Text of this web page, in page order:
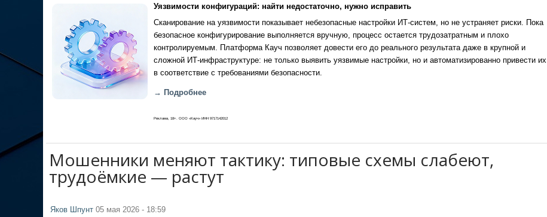
Уязвимости конфигураций: найти недостаточно, нужно исправить
Сканирование на уязвимости показывает небезопасные настройки ИТ-систем, но не устраняет риски. Пока
безопасное конфигурирование выполняется вручную, процесс остается трудозатратным и плохо
контролируемым. Платформа Кауч позволяет довести его до реального результата даже в крупной и
сложной ИТ-инфраструктуре: не только выявить уязвимые настройки, но и автоматизированно привести их
в соответствие с требованиями безопасности.
→ Подробнее
Реклама, 18+. ООО «Кауч» ИНН 9717142012
Мошенники меняют тактику: типовые схемы слабеют,
трудоёмкие — растут
Яков Шпунт 05 мая 2026 - 18:59